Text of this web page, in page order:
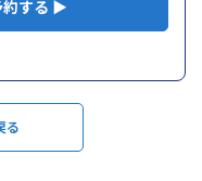
約する ▶
る